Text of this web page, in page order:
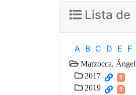
Lista de
A B C D E F
Marzocca, Ángel
2017 1
2019 1